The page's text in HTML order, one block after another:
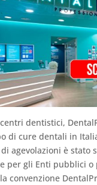
dentistici,
di cure dentali in
agevolazioni è stato
per gli Enti pubblici o
convenzione